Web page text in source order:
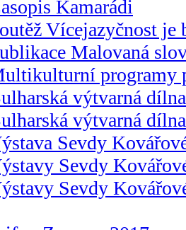
Kamarádi
Vícejazyčnost je
Malovaná
programy
výtvarná
výtvarná
Sevdy
Sevdy
Sevdy